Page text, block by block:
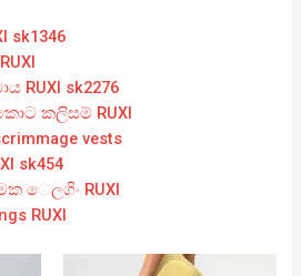
sk1346
RUXI sk2276
කොට කලිසම් RUXI
vests
sk454
ෙලගිං RUXI
RUXI